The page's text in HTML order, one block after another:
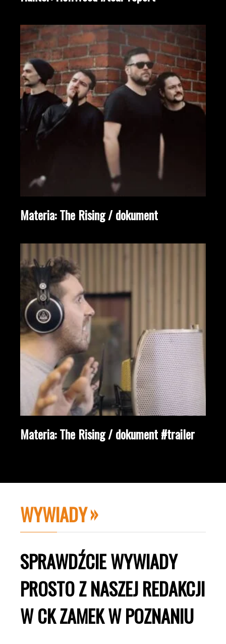
Materia: The Rising / dokument
Materia: The Rising / dokument #trailer
WYWIADY
SPRAWDŹCIE WYWIADY
PROSTO Z NASZEJ REDAKCJI
W CK ZAMEK W POZNANIU